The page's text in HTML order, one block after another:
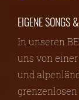
EIGENE SONGS
In unseren
uns von einer
und